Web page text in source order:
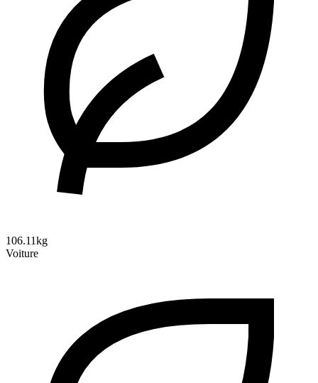
106.11kg
Voiture